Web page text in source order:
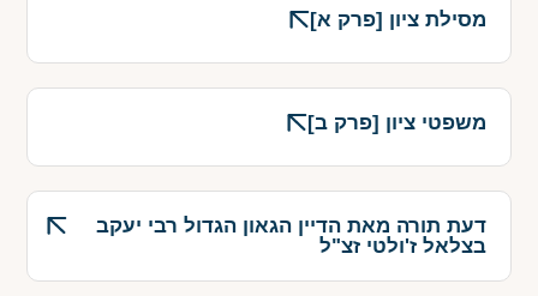
מסילת ציון [פרק א]
משפטי ציון [פרק ב]
דעת תורה מאת הדיין הגאון הגדול רבי יעקב
בצלאל ז'ולטי זצ"ל